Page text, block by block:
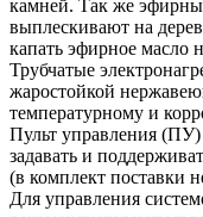
камней. Так же
выплескивают на
капать эфирное масло
Трубчатые
жаростойкой
температурному и
Пульт управления (ПУ)
задавать и
(в комплект поставки
Для управления